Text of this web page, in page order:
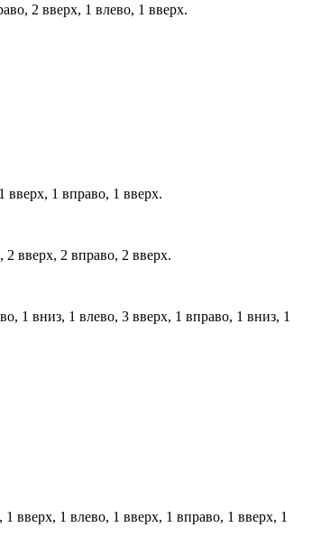
2 вверх, 1 влево, 1 вверх.
вверх, 1 вправо, 1 вверх.
2 вверх, 2 вправо, 2 вверх.
1 вниз, 1 влево, 3 вверх, 1 вправо, 1 вниз, 1
вверх, 1 влево, 1 вверх, 1 вправо, 1 вверх, 1